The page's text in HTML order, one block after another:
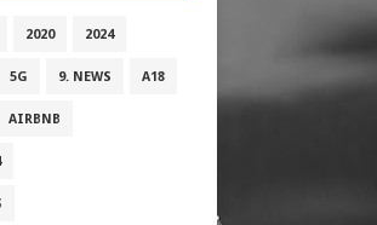
2020 2024
5G 9. NEWS A18
AIRBNB